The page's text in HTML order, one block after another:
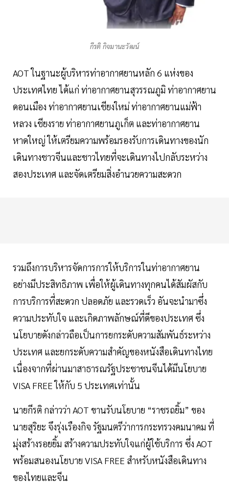
กีรติ กิจมานะวัฒน์
AOT ในฐานะผู้บริหารท่าอากาศยานหลัก 6 แห่งของ
ประเทศไทย ได้แก่ ท่าอากาศยานสุวรรณภูมิ ท่าอากาศยาน
ดอนเมือง ท่าอากาศยานเชียงใหม่ ท่าอากาศยานแม่ฟ้า
หลวง เชียงราย ท่าอากาศยานภูเก็ต และท่าอากาศยาน
หาดใหญ่ ให้เตรียมความพร้อมรองรับการเดินทางของนัก
เดินทางชาวจีนและชาวไทยที่จะเดินทางไปกลับระหว่าง
สองประเทศ และจัดเตรียมสิ่งอำนวยความสะดวก
รวมถึงการบริหารจัดการการให้บริการในท่าอากาศยาน
อย่างมีประสิทธิภาพ เพื่อให้ผู้เดินทางทุกคนได้สัมผัสกับ
การบริการที่สะดวก ปลอดภัย และรวดเร็ว อันจะนำมาซึ่ง
ความประทับใจ และเกิดภาพลักษณ์ที่ดีของประเทศ ซึ่ง
นโยบายดังกล่าวถือเป็นการยกระดับความสัมพันธ์ระหว่าง
ประเทศ และยกระดับความสำคัญของหนังสือเดินทางไทย
เนื่องจากที่ผ่านมาสาธารณรัฐประชาชนจีนได้มีนโยบาย
VISA FREE ให้กับ 5 ประเทศเท่านั้น
นายกีรติ กล่าวว่า AOT ขานรับนโยบาย “ราชรถยิ้ม” ของ
นายสุริยะ จึงรุ่งเรืองกิจ รัฐมนตรีว่าการกระทรวงคมนาคม ที่
มุ่งสร้างรอยยิ้ม สร้างความประทับใจแก่ผู้ใช้บริการ ซึ่ง AOT
พร้อมสนองนโยบาย VISA FREE สำหรับหนังสือเดินทาง
ของไทยและจีน